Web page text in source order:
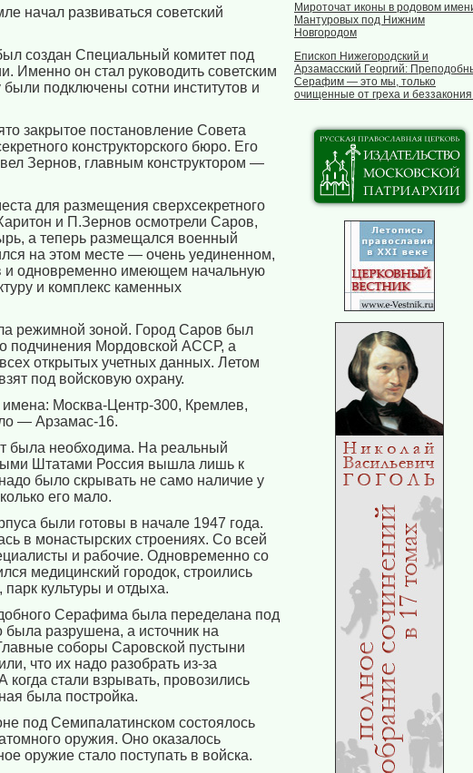
начал развиваться советский
создан Специальный комитет под
Именно он стал руководить советским
подключены сотни институтов и
закрытое постановление Совета
конструкторского бюро. Его
Зернов, главным конструктором —
для размещения сверхсекретного
и П.Зернов осмотрели Саров,
а теперь размещался военный
на этом месте — очень уединенном,
и одновременно имеющем начальную
и комплекс каменных
режимной зоной. Город Саров был
подчинения Мордовской АССР, а
открытых учетных данных. Летом
под войсковую охрану.
Москва-Центр-300, Кремлев,
— Арзамас-16.
была необходима. На реальный
Штатами Россия вышла лишь к
было скрывать не само наличие у
его мало.
были готовы в начале 1947 года.
в монастырских строениях. Со всей
и рабочие. Одновременно со
медицинский городок, строились
парк культуры и отдыха.
Серафима была переделана под
была разрушена, а источник на
соборы Саровской пустыни
что их надо разобрать из-за
когда стали взрывать, провозились
была постройка.
под Семипалатинском состоялось
оружия. Оно оказалось
оружие стало поступать в войска.
Мироточат иконы в родовом
Мантуровых под Нижним
Новгородом
Епископ Нижегородский и
Арзамасский Георгий:
Серафим — это мы, только
очищенные от греха и